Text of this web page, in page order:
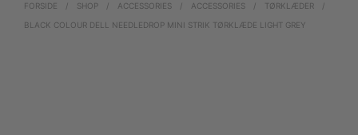
FORSIDE / SHOP / ACCESSORIES / ACCESSORIES / TØRKLÆDER
/
BLACK COLOUR DELL NEEDLEDROP MINI STRIK TØRKLÆDE LIGHT GREY